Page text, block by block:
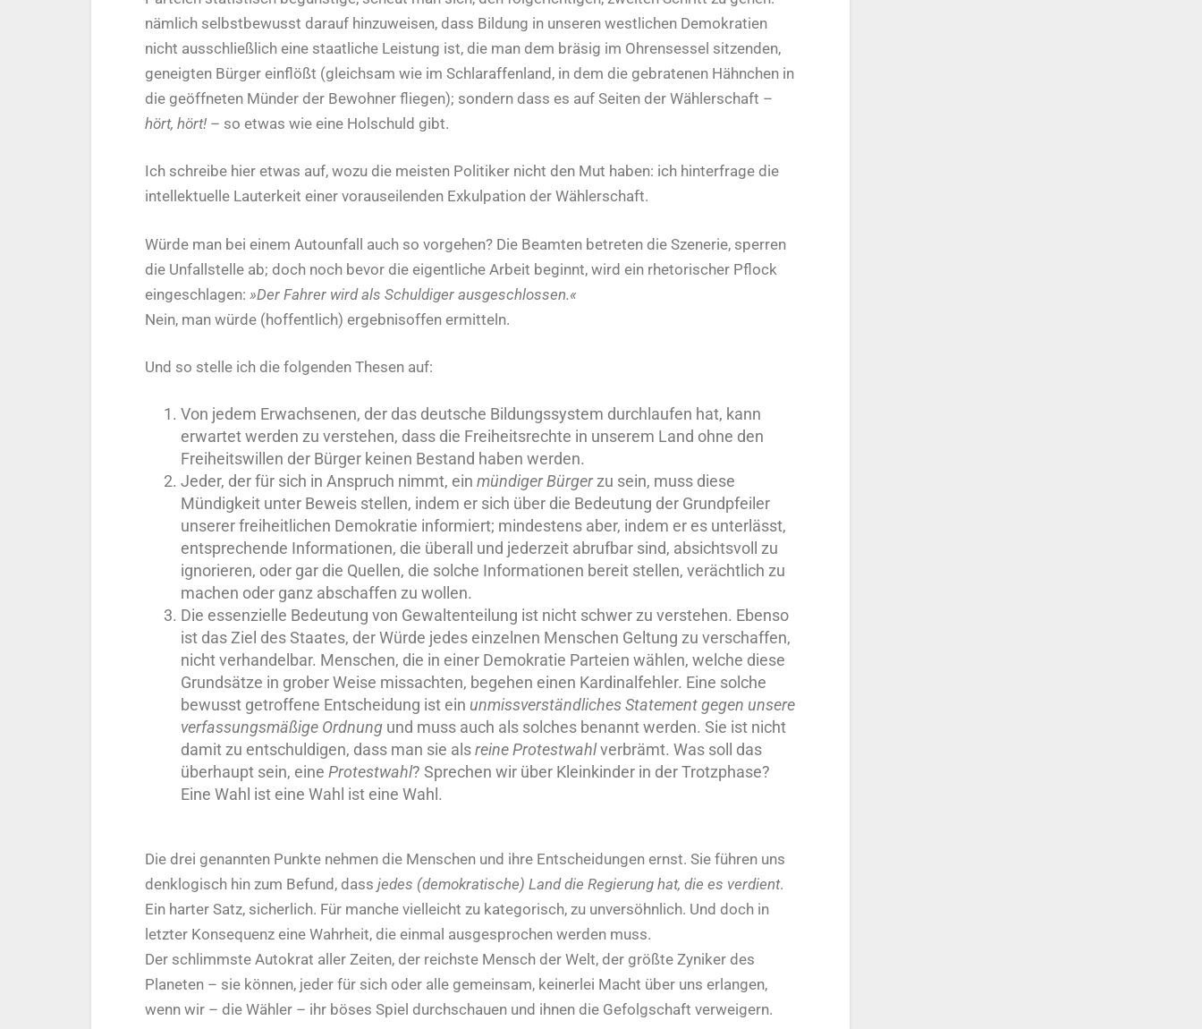
nämlich selbstbewusst darauf hinzuweisen, dass Bildung in unseren westlichen Demokratien
nicht ausschließlich eine staatliche Leistung ist, die man dem bräsig im Ohrensessel sitzenden,
geneigten Bürger einflößt (gleichsam wie im Schlaraffenland, in dem die gebratenen Hähnchen in
die geöffneten Münder der Bewohner fliegen); sondern dass es auf Seiten der Wählerschaft –
hört, hört! – so etwas wie eine Holschuld gibt.
Ich schreibe hier etwas auf, wozu die meisten Politiker nicht den Mut haben: ich hinterfrage die
intellektuelle Lauterkeit einer vorauseilenden Exkulpation der Wählerschaft.
Würde man bei einem Autounfall auch so vorgehen? Die Beamten betreten die Szenerie, sperren
die Unfallstelle ab; doch noch bevor die eigentliche Arbeit beginnt, wird ein rhetorischer Pflock
eingeschlagen: »Der Fahrer wird als Schuldiger ausgeschlossen.«
Nein, man würde (hoffentlich) ergebnisoffen ermitteln.
Und so stelle ich die folgenden Thesen auf:
Von jedem Erwachsenen, der das deutsche Bildungssystem durchlaufen hat, kann
erwartet werden zu verstehen, dass die Freiheitsrechte in unserem Land ohne den
Freiheitswillen der Bürger keinen Bestand haben werden.
Jeder, der für sich in Anspruch nimmt, ein mündiger Bürgerzu sein, muss diese
Mündigkeit unter Beweis stellen, indem er sich über die Bedeutung der Grundpfeiler
unserer freiheitlichen Demokratie informiert; mindestens aber, indem er es unterlässt,
entsprechende Informationen, die überall und jederzeit abrufbar sind, absichtsvoll zu
ignorieren, oder gar die Quellen, die solche Informationen bereit stellen, verächtlich zu
machen oder ganz abschaffen zu wollen.
Die essenzielle Bedeutung von Gewaltenteilung ist nicht schwer zu verstehen. Ebenso
ist das Ziel des Staates, der Würde jedes einzelnen Menschen Geltung zu verschaffen,
nicht verhandelbar. Menschen, die in einer Demokratie Parteien wählen, welche diese
Grundsätze in grober Weise missachten, begehen einen Kardinalfehler. Eine solche
bewusst getroffene Entscheidung ist ein unmissverständliches Statement gegen unsere
verfassungsmäßige Ordnung und muss auch als solches benannt werden. Sie ist nicht
damit zu entschuldigen, dass man sie alsreine Protestwahlverbrämt. Was soll das
überhaupt sein, eine Protestwahl? Sprechen wir über Kleinkinder in der Trotzphase?
Eine Wahl ist eine Wahl ist eine Wahl.
Die drei genannten Punkte nehmen die Menschen und ihre Entscheidungen ernst. Sie führen uns
denklogisch hin zum Befund, dass jedes (demokratische) Land die Regierung hat, die es verdient.
Ein harter Satz, sicherlich. Für manche vielleicht zu kategorisch, zu unversöhnlich. Und doch in
letzter Konsequenz eine Wahrheit, die einmal ausgesprochen werden muss.
Der schlimmste Autokrat aller Zeiten, der reichste Mensch der Welt, der größte Zyniker des
Planeten – sie können, jeder für sich oder alle gemeinsam, keinerlei Macht über uns erlangen,
wenn wir – die Wähler – ihr böses Spiel durchschauen und ihnen die Gefolgschaft verweigern.